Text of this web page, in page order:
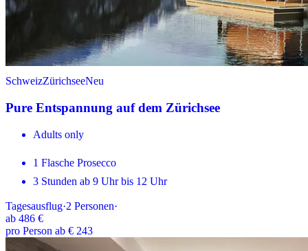
SchweizZürichseeNeu
Pure Entspannung auf dem Zürichsee
Adults only
1 Flasche Prosecco
3 Stunden ab 9 Uhr bis 12 Uhr
Tagesausflug·2 Personen·
ab 486 €
pro Person ab € 243